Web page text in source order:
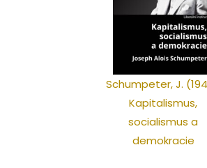
Schumpeter, J.
Kapitalismus,
socialismus a
demokracie